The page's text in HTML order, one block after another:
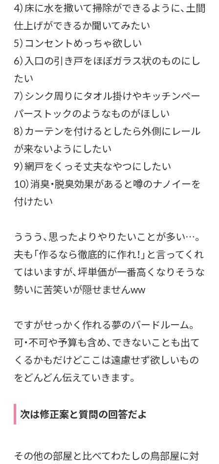
4）床に水を撒いて掃除ができるように、土間
仕上げができるか聞いてみたい
5）コンセントめっちゃ欲しい
6）入口の引き戸をほぼガラス状のものにし
たい
7）シンク周りにタオル掛けやキッチンペー
パーストックのようなものがほしい
8）カーテンを付けるとしたら外側にレール
が来ないようにしたい
9）網戸をくっそ丈夫なやつにしたい
10）消臭・脱臭効果があると噂のナノイーを
付けたい
ううう、思ったよりやりたいことが多い…。
夫も「作るなら徹底的に作れ！」と言ってくれ
てはいますが、坪単価が一番高くなりそうな
勢いに苦笑いが隠せませんww
ですがせっかく作れる夢のバードルーム。
可・不可や予算も含め、できないことも出て
くるかもだけどここは遠慮せず欲しいもの
をどんどん伝えていきます。
次は修正案と質問の回答だよ
その他の部屋と比べてわたしの鳥部屋に対